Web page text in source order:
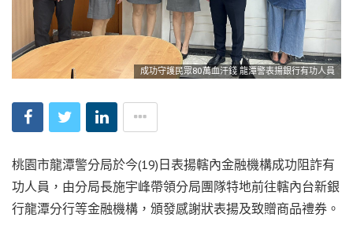
成功守護民眾80萬血汗錢 龍潭警表揚銀行有功人員
桃園市龍潭警分局於今(19)日表揚轄內金融機構成功阻詐有
功人員，由分局長施宇峰帶領分局團隊特地前往轄內台新銀
行龍潭分行等金融機構，頒發感謝狀表揚及致贈商品禮券。